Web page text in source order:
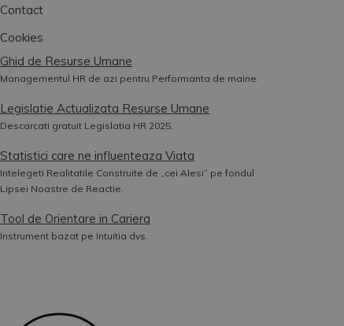
Contact
Cookies
Ghid de Resurse Umane
Managementul HR de azi pentru Performanta de maine.
Legislatie Actualizata Resurse Umane
Descarcati gratuit Legislatia HR 2025.
Statistici care ne influenteaza Viata
Intelegeti Realitatile Construite de „cei Alesi” pe fondul
Lipsei Noastre de Reactie.
Tool de Orientare in Cariera
Instrument bazat pe Intuitia dvs.